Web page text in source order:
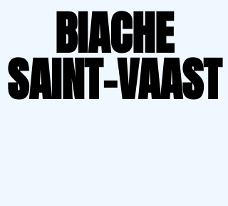
BIACHE
SAINT-VAAST
BIACHE
SAINT-VAAST